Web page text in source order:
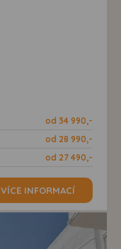
od 34 990,-
od 28 990,-
od 27 490,-
VÍCE INFORMACÍ